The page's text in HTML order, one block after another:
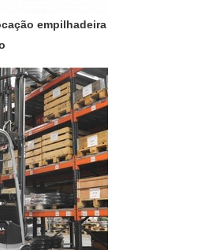
empilhadeira